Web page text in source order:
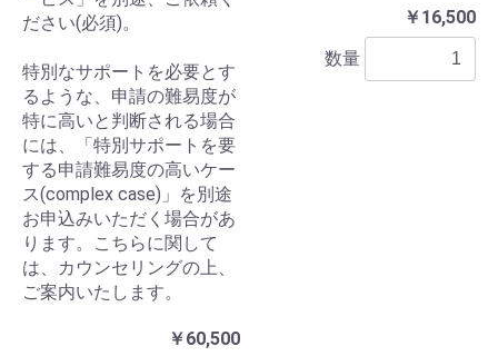
ださい(必須)。
特別なサポートを必要とす
るような、申請の難易度が
特に高いと判断される場合
には、「特別サポートを要
する申請難易度の高いケー
ス(complex case)」を別途
お申込みいただく場合があ
ります。こちらに関して
は、カウンセリングの上、
ご案内いたします。
￥60,500
￥16,500
数量